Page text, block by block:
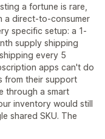
a fortune is rare,
a direct-to-consumer
specific setup: a 1-
supply shipping
every 5
apps can't do
from their support
through a smart
inventory would still
shared SKU. The